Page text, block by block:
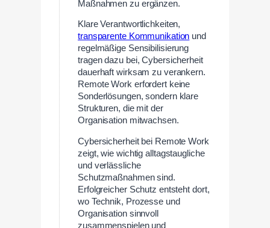
Maßnahmen zu ergänzen.
Klare Verantwortlichkeiten,
transparente Kommunikation und
regelmäßige Sensibilisierung
tragen dazu bei, Cybersicherheit
dauerhaft wirksam zu verankern.
Remote Work erfordert keine
Sonderlösungen, sondern klare
Strukturen, die mit der
Organisation mitwachsen.
Cybersicherheit bei Remote Work
zeigt, wie wichtig alltagstaugliche
und verlässliche
Schutzmaßnahmen sind.
Erfolgreicher Schutz entsteht dort,
wo Technik, Prozesse und
Organisation sinnvoll
zusammenspielen und